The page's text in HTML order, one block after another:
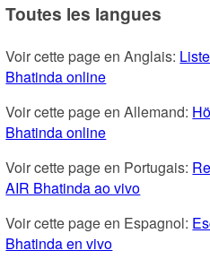
Toutes les langues
Voir cette page en Anglais:
Bhatinda online
Voir cette page en Allemand:
Bhatinda online
Voir cette page en Portugais:
AIR Bhatinda ao vivo
Voir cette page en Espagnol:
Bhatinda en vivo